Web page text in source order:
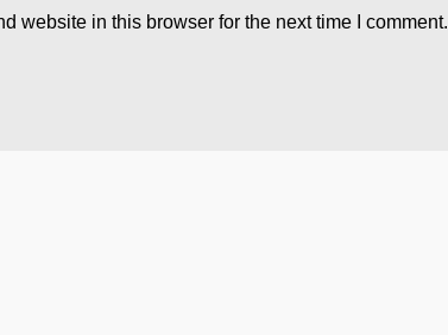
website in this browser for the next time I comment.